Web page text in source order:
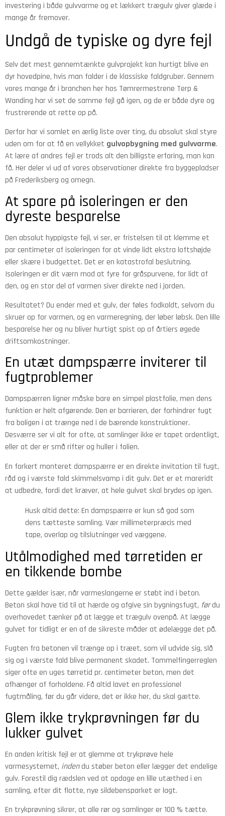
investering i både gulvvarme og et lækkert trægulv giver glæde i
mange år fremover.
Undgå de typiske og dyre fejl
Selv det mest gennemtænkte gulvprojekt kan hurtigt blive en
dyr hovedpine, hvis man falder i de klassiske faldgruber. Gennem
vores mange år i branchen her hos Tømrermestrene Terp &
Wanding har vi set de samme fejl gå igen, og de er både dyre og
frustrerende at rette op på.
Derfor har vi samlet en ærlig liste over ting, du absolut skal styre
uden om for at få en vellykket gulvopbygning med gulvvarme.
At lære af andres fejl er trods alt den billigste erfaring, man kan
få. Her deler vi ud af vores observationer direkte fra byggepladser
på Frederiksberg og omegn.
At spare på isoleringen er den
dyreste besparelse
Den absolut hyppigste fejl, vi ser, er fristelsen til at klemme et
par centimeter af isoleringen for at vinde lidt ekstra loftshøjde
eller skære i budgettet. Det er en katastrofal beslutning.
Isoleringen er dit værn mod at fyre for gråspurvene, for lidt af
den, og en stor del af varmen siver direkte ned i jorden.
Resultatet? Du ender med et gulv, der føles fodkoldt, selvom du
skruer op for varmen, og en varmeregning, der løber løbsk. Den lille
besparelse her og nu bliver hurtigt spist op af årtiers øgede
driftsomkostninger.
En utæt dampspærre inviterer til
fugtproblemer
Dampspærren ligner måske bare en simpel plastfolie, men dens
funktion er helt afgørende. Den er barrieren, der forhindrer fugt
fra boligen i at trænge ned i de bærende konstruktioner.
Desværre ser vi alt for ofte, at samlinger ikke er tapet ordentligt,
eller at der er små rifter og huller i folien.
En forkert monteret dampspærre er en direkte invitation til fugt,
råd og i værste fald skimmelsvamp i dit gulv. Det er et mareridt
at udbedre, fordi det kræver, at hele gulvet skal brydes op igen.
Husk altid dette: En dampspærre er kun så god som
dens tætteste samling. Vær millimeterpræcis med
tape, overlap og tilslutninger ved væggene.
Utålmodighed med tørretiden er
en tikkende bombe
Dette gælder især, når varmeslangerne er støbt ind i beton.
Beton skal have tid til at hærde og afgive sin bygningsfugt, førdu
overhovedet tænker på at lægge et trægulv ovenpå. At lægge
gulvet for tidligt er en af de sikreste måder at ødelægge det på.
Fugten fra betonen vil trænge op i træet, som vil udvide sig, slå
sig og i værste fald blive permanent skadet. Tommelfingerreglen
siger ofte en uges tørretid pr. centimeter beton, men det
afhænger af forholdene. Få altid lavet en professionel
fugtmåling, før du går videre, det er ikke her, du skal gætte.
Glem ikke trykprøvningen før du
lukker gulvet
En anden kritisk fejl er at glemme at trykprøve hele
varmesystemet, indendu støber beton eller lægger det endelige
gulv. Forestil dig rædslen ved at opdage en lille utæthed i en
samling, efter dit flotte, nye sildebensparket er lagt.
En trykprøvning sikrer, at alle rør og samlinger er 100 % tætte.